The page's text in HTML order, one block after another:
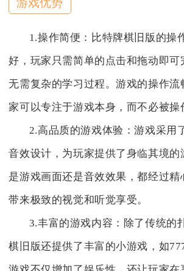
1.操作简便：比特牌棋旧版的操
好，玩家只需简单的点击和拖动即可
无需复杂的学习过程。游戏的操作流
家可以专注于游戏本身，而不必被操
2.高品质的游戏体验：游戏采用
音效设计，为玩家提供了身临其境的
是游戏画面还是音效效果，都经过精
带来极致的视觉和听觉享受。
3.丰富的游戏内容：除了传统的
棋旧版还提供了丰富的小游戏，如